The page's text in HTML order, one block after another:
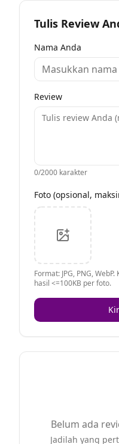
Tulis Review
Nama Anda
Review
0/2000 karakter
Foto (opsional,
Format: JPG, PNG,
hasil <=100KB per foto.
Belum ada
Jadilah yang